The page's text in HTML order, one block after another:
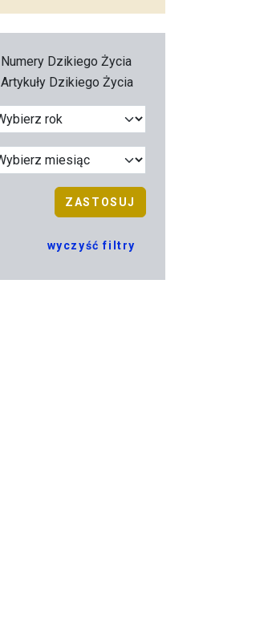
Numery Dzikiego Życia
Artykuły Dzikiego Życia
ZASTOSUJ
wyczyść filtry